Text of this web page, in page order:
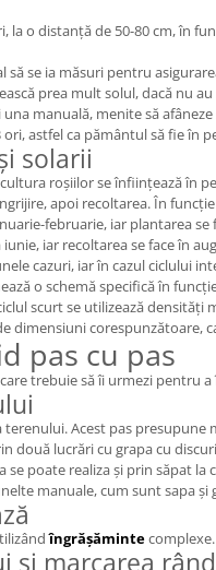
la o distanță de 50-80 cm, în
se ia măsuri pentru
prea mult solul, dacă nu
manuală, menite să
ori, astfel ca pământul să fie în
solarii
roșiilor se înființează în
apoi recoltarea. În
februarie, iar plantarea
iar recoltarea se face în
cazuri, iar în cazul ciclului
o schemă specifică în
scurt se utilizează
dimensiuni corespunzătoare,
pas cu pas
trebuie să îi urmezi pentru
Acest pas
două lucrări cu grapa cu
se poate realiza și prin săpat
manuale, cum sunt sapa și
îngrășăminte
și marcarea